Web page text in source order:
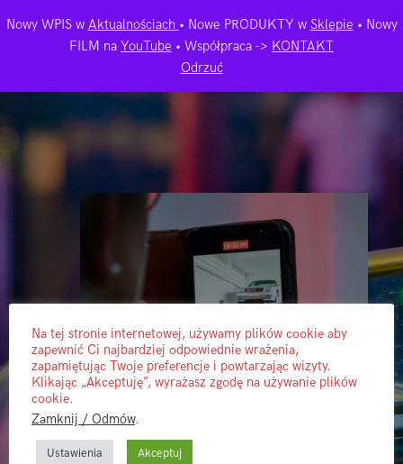
Na tej stronie internetowej, używamy plików cookie aby
zapewnić Ci najbardziej odpowiednie wrażenia,
zapamiętując Twoje preferencje i powtarzając wizyty.
Klikając „Akceptuję”, wyrażasz zgodę na używanie plików
cookie.
Zamknij / Odmów.
Ustawienia Akceptuj
Nowy WPIS w Aktualnościach • Nowe PRODUKTY w Sklepie • Nowy
FILM na YouTube • Współpraca -> KONTAKT
Odrzuć